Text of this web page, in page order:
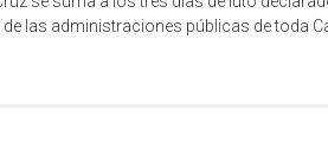
de las administraciones públicas de toda